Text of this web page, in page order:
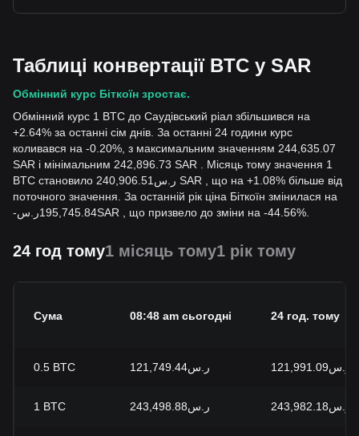
Таблиці конвертації BTC у SAR
Обмінний курс Біткоїн зростає.
Обмінний курс 1 BTC до Саудівський ріал збільшився на
+2.64% за останні сім днів. За останні 24 години курс
коливався на -0.20%, з максимальним значенням 244,635.07
SAR і мінімальним 242,896.73 SAR . Місяць тому значення 1
BTC становило ر.س240,906.51 SAR , що на +1.08% більше від
поточного значення. За останній рік ціна Біткоїн змінилася на
-ر.س195,745.84SAR , що призвело до зміни на -44.56%.
24 год тому1 місяць тому1 рік тому
Сума 08:48 am сьогодні 24 год. тому
0.5 BTC ر.س121,749.44 ر.س121,991.09
1 BTC ر.س243,498.88 ر.س243,982.18